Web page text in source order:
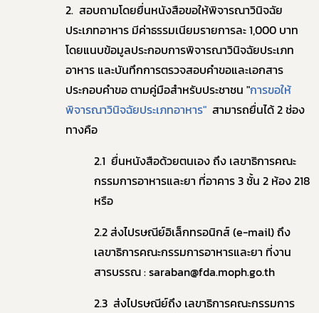
2. สอบถามโดยยื่นหนังสือขอให้พิจารณาวินิจฉัย
ประเภทอาหาร มีค่าธรรมเนียมรายการละ 1,000 บาท
โดยแนบข้อมูลประกอบการพิจารณาวินิจฉัยประเภท
อาหาร และบันทึกการตรวจสอบคำขอและเอกสาร
ประกอบคำขอ ตามคู่มือสำหรับประชาชน "การขอให้
พิจารณาวินิจฉัยประเภทอาหาร" สามารถยื่นได้ 2 ช่อง
ทางคือ
2.1 ยื่นหนังสือด้วยตนเอง ถึง เลขาธิการคณะ
กรรมการอาหารและยา ที่อาคาร 3 ชั้น 2 ห้อง 218
หรือ
2.2 ส่งไปรษณีย์อิเล็กทรอนิกส์ (e-mail) ถึง
เลขาธิการคณะกรรมการอาหารและยา ที่งาน
สารบรรณ : saraban@fda.moph.go.th
2.3 ส่งไปรษณีย์ถึง เลขาธิการคณะกรรมการ